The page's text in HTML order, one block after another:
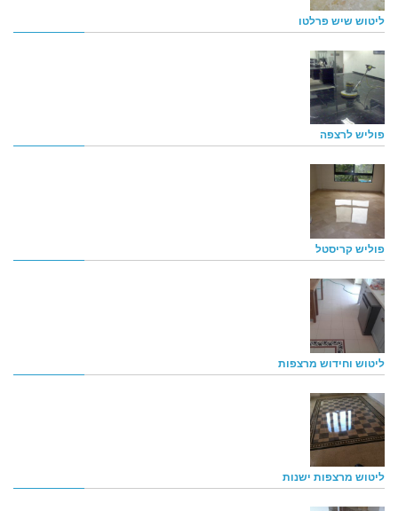
ליטוש שיש פרלטו
פוליש לרצפה
פוליש קריסטל
ליטוש וחידוש מרצפות
ליטוש מרצפות ישנות